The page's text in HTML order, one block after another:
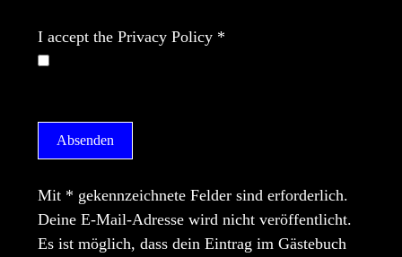
I accept the Privacy Policy *
Mit * gekennzeichnete Felder sind erforderlich.
Deine E-Mail-Adresse wird nicht veröffentlicht.
Es ist möglich, dass dein Eintrag im Gästebuch